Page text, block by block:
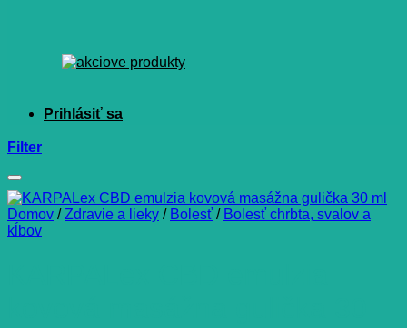
Filter
Domov / Zdravie a lieky / Bolesť / Bolesť chrbta, svalov a
kĺbov